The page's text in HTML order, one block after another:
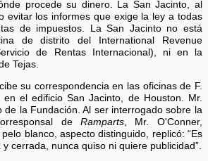
procede su dinero. La San Jacinto, al
evitar los informes que exige la ley a todas
de impuestos. La San Jacinto no está
de distrito del International Revenue
de Rentas Internacional), ni en la
Tejas.
su correspondencia en las oficinas de F.
en el edificio San Jacinto, de Houston. Mr.
de la Fundación. Al ser interrogado sobre la
deRamparts , Mr. O'Conner,
blanco, aspecto distinguido, replicó: “Es
cerrada, nunca quiso ni quiere publicidad”.